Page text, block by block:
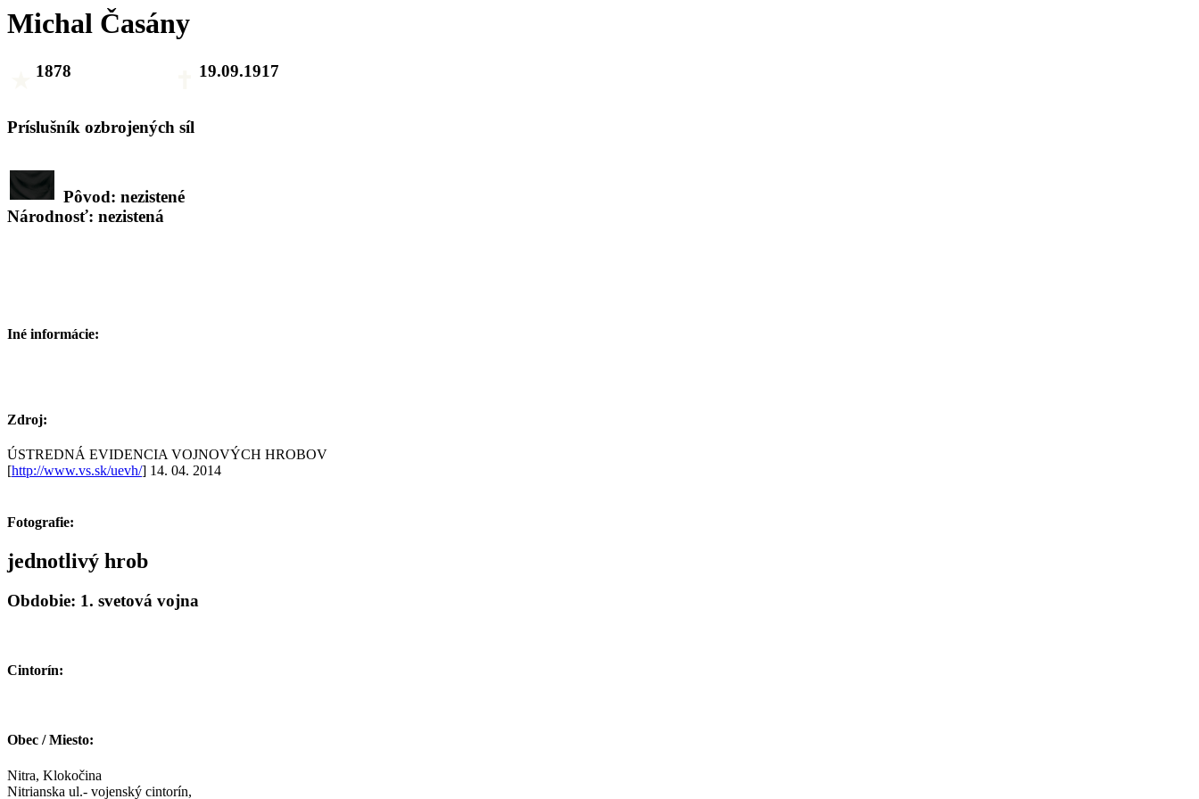
Michal Časány
1878 19.09.1917
Príslušník ozbrojených síl
Pôvod: nezistené
Národnosť: nezistená
Iné informácie:
Zdroj:
ÚSTREDNÁ EVIDENCIA VOJNOVÝCH HROBOV
[http://www.vs.sk/uevh/] 14. 04. 2014
Fotografie:
jednotlivý hrob
Obdobie: 1. svetová vojna
Cintorín:
Obec / Miesto:
Nitra, Klokočina
Nitrianska ul.- vojenský cintorín,